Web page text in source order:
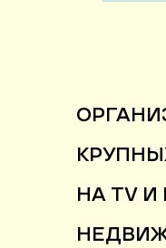
НА TV